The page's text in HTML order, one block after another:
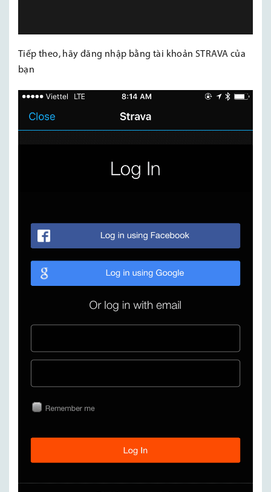
Tiếp theo, hãy đăng nhập bằng tài khoản STRAVA của
bạn